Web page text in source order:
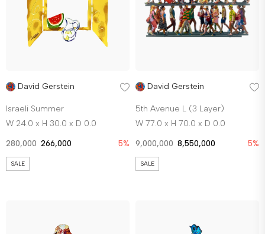
David Gerstein
Israeli Summer
W 24.0 x H 30.0 x D 0.0
280,000 266,000 5%
SALE
David Gerstein
5th Avenue L (3 Layer)
W 77.0 x H 70.0 x D 0.0
9,000,000 8,550,000 5%
SALE